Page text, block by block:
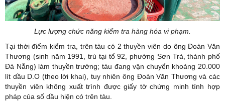
Lực lượng chức năng kiểm tra hàng hóa vi phạm.
Tại thời điểm kiểm tra, trên tàu có 2 thuyền viên do ông Đoàn Văn
Thương (sinh năm 1991, trú tại tổ 92, phường Sơn Trà, thành phố
Đà Nẵng) làm thuyền trưởng; tàu đang vận chuyển khoảng 20.000
lít dầu D.O (theo lời khai), tuy nhiên ông Đoàn Văn Thương và các
thuyền viên không xuất trình được giấy tờ chứng minh tính hợp
pháp của số dầu hiện có trên tàu.